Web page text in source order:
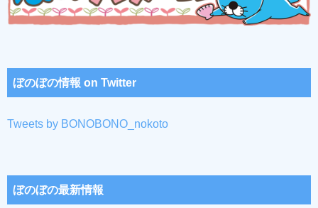
ぼのぼの情報 on Twitter
Tweets by BONOBONO_nokoto
ぼのぼの最新情報